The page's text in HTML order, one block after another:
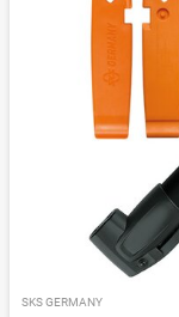
SKS GERMANY